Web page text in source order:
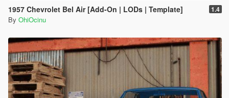
1957 Chevrolet Bel Air [Add-On | LODs | Template] 1.4
By OhiOcinu